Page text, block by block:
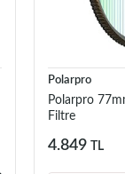
Polarpro
Polarpro
Filtre
4.849 TL